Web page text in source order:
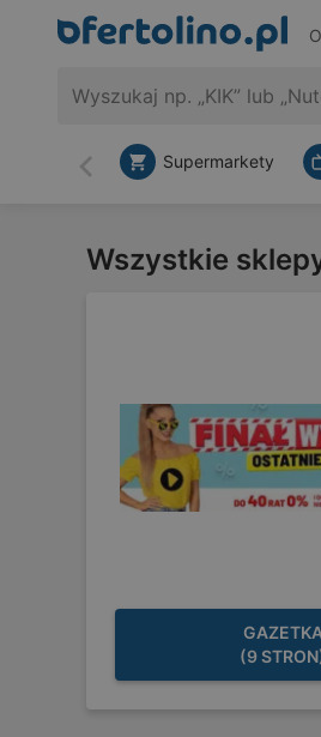
Wstecz
Supermarkety
Wszystkie
(9